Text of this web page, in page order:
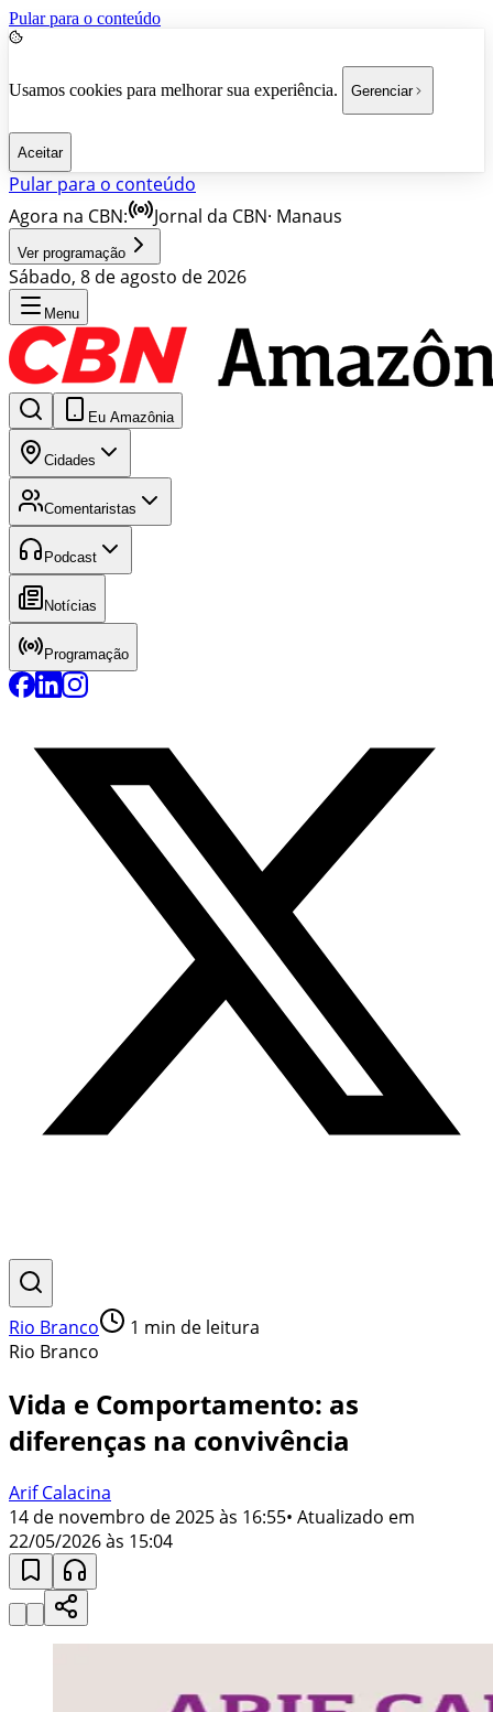
Pular para o conteúdo
Usamos cookies para melhorar sua experiência. Gerenciar
Aceitar
Pular para o conteúdo
Agora na CBN:
Jornal da CBN· Manaus
Ver programação
Sábado, 8 de agosto de 2026
Menu
Eu Amazônia
Cidades
Comentaristas
Podcast
Notícias
Programação
Rio Branco 1 min de leitura
Rio Branco
Vida e Comportamento: as
diferenças na convivência
Arif Calacina
14 de novembro de 2025 às 16:55• Atualizado em
22/05/2026 às 15:04